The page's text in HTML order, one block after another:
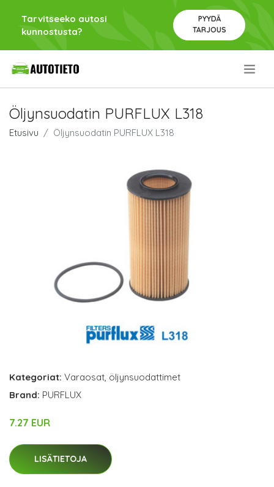
Tarvitseeko autosi
kunnostusta?
PYYDÄ
TARJOUS
Öljynsuodatin PURFLUX L318
Etusivu Öljynsuodatin PURFLUX L318
Kategoriat: Varaosat öljynsuodattimet
Brand: PURFLUX
7.27 EUR
LISÄTIETOJA